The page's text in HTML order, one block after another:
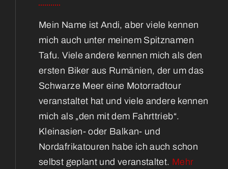
Mein Name ist Andi, aber viele kennen
mich auch unter meinem Spitznamen
Tafu. Viele andere kennen mich als den
ersten Biker aus Rumänien, der um das
Schwarze Meer eine Motorradtour
veranstaltet hat und viele andere kennen
mich als „den mit dem Fahrttrieb“.
Kleinasien- oder Balkan- und
Nordafrikatouren habe ich auch schon
selbst geplant und veranstaltet. Mehr